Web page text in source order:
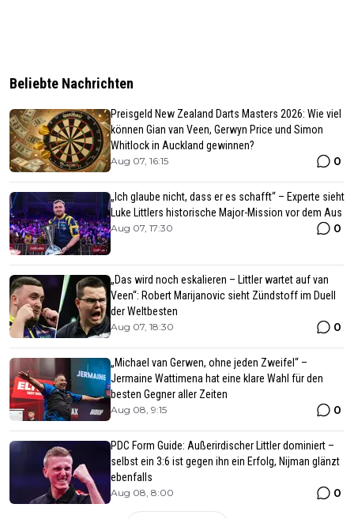
Beliebte Nachrichten
Preisgeld New Zealand Darts Masters 2026: Wie viel
können Gian van Veen, Gerwyn Price und Simon
Whitlock in Auckland gewinnen?
Aug 07, 16:15 0
„Ich glaube nicht, dass er es schafft“ – Experte sieht
Luke Littlers historische Major-Mission vor dem Aus
Aug 07, 17:30 0
„Das wird noch eskalieren – Littler wartet auf van
Veen“: Robert Marijanovic sieht Zündstoff im Duell
der Weltbesten
Aug 07, 18:30 0
„Michael van Gerwen, ohne jeden Zweifel“ –
Jermaine Wattimena hat eine klare Wahl für den
besten Gegner aller Zeiten
Aug 08, 9:15 0
PDC Form Guide: Außerirdischer Littler dominiert –
selbst ein 3:6 ist gegen ihn ein Erfolg, Nijman glänzt
ebenfalls
Aug 08, 8:00 0